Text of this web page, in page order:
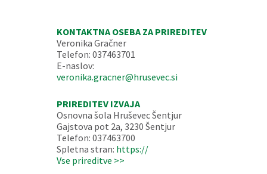
KONTAKTNA OSEBA ZA PRIREDITEV
Veronika Gračner
Telefon: 037463701
E-naslov:
veronika.gracner@hrusevec.si
PRIREDITEV IZVAJA
Osnovna šola Hruševec Šentjur
Gajstova pot 2a, 3230 Šentjur
Telefon: 037463700
Spletna stran: https://
Vse prireditve >>